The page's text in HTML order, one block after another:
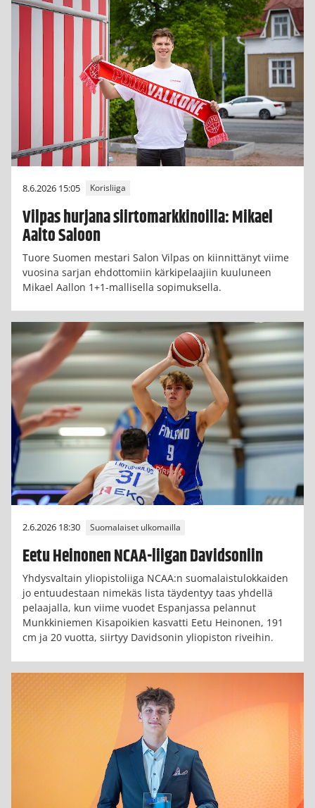
8.6.2026 15:05 Korisliiga
Vilpas hurjana siirtomarkkinoilla: Mikael
Aalto Saloon
Tuore Suomen mestari Salon Vilpas on kiinnittänyt viime
vuosina sarjan ehdottomiin kärkipelaajiin kuuluneen
Mikael Aallon 1+1-mallisella sopimuksella.
2.6.2026 18:30 Suomalaiset ulkomailla
Eetu Heinonen NCAA-liigan Davidsoniin
Yhdysvaltain yliopistoliiga NCAA:n suomalaistulokkaiden
jo entuudestaan nimekäs lista täydentyy taas yhdellä
pelaajalla, kun viime vuodet Espanjassa pelannut
Munkkiniemen Kisapoikien kasvatti Eetu Heinonen, 191
cm ja 20 vuotta, siirtyy Davidsonin yliopiston riveihin.